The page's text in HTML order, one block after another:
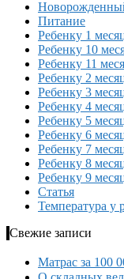
Питание
Ребенку 1
Ребенку 10
Ребенку 11
Ребенку 2
Ребенку 3
Ребенку 4
Ребенку 5
Ребенку 6
Ребенку 7
Ребенку 8
Ребенку 9
Статья
Температура у
Свежие записи
Матрас за 100